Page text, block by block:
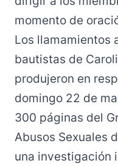
momento de
Los llamamientos
bautistas de
produjeron en
domingo 22 de
300 páginas del
Abusos Sexuales
una investigación